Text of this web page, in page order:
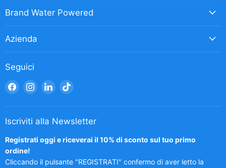
Brand Water Powered
Azienda
Seguici
Trovaci
Facebook
Trovaci
Instagram
Trovaci
LinkedIn
Trovaci
TikTok
Iscriviti alla Newsletter
Registrati oggi e riceverai il 10% di sconto sul tuo primo
ordine!
Cliccando il pulsante "REGISTRATI" confermo di aver letto la